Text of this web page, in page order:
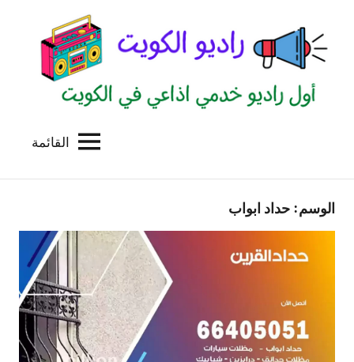
المحتوى
الكويت
للاعلانات
القائمة
الوسم: حداد ابواب